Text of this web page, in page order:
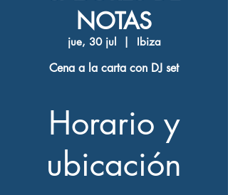
NOTAS
jue, 30 jul
  |
Ibiza
Cena a la carta con DJ set
Horario y
ubicación